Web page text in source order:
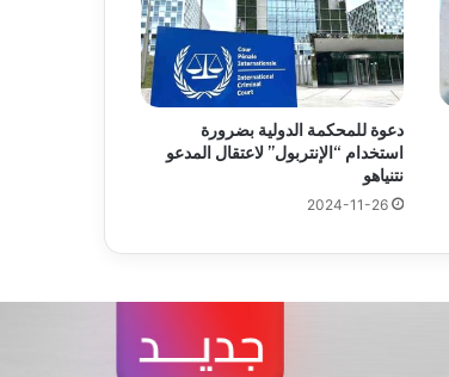
دعوة للمحكمة الدولية بضرورة
استخدام “الإنتربول” لاعتقال المدعو
نتنياهو
2024-11-26